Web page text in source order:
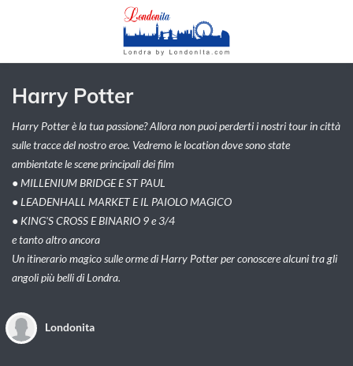
Harry Potter
Harry Potter è la tua passione? Allora non puoi perderti i nostri tour in città
sulle tracce del nostro eroe. Vedremo le location dove sono state
ambientate le scene principali dei film
● MILLENIUM BRIDGE E ST PAUL
● LEADENHALL MARKET E IL PAIOLO MAGICO
● KING'S CROSS E BINARIO 9 e 3/4
e tanto altro ancora
Un itinerario magico sulle orme di Harry Potter per conoscere alcuni tra gli
angoli più belli di Londra.
Londonita